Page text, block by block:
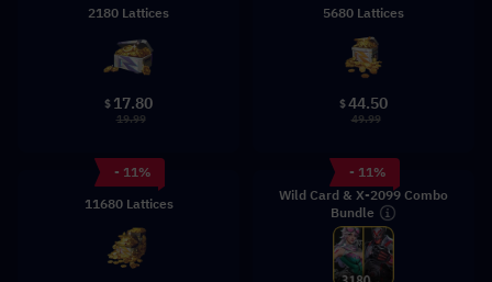
2180 Lattices
$ 17.80
19.99
5680 Lattices
$44.50
49.99
- 11%
11680 Lattices
- 11%
Wild Card & X-2099 Combo
Bundle